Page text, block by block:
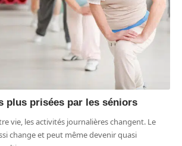
plus prisées par les séniors
vie, les activités journalières changent. Le
change et peut même devenir quasi